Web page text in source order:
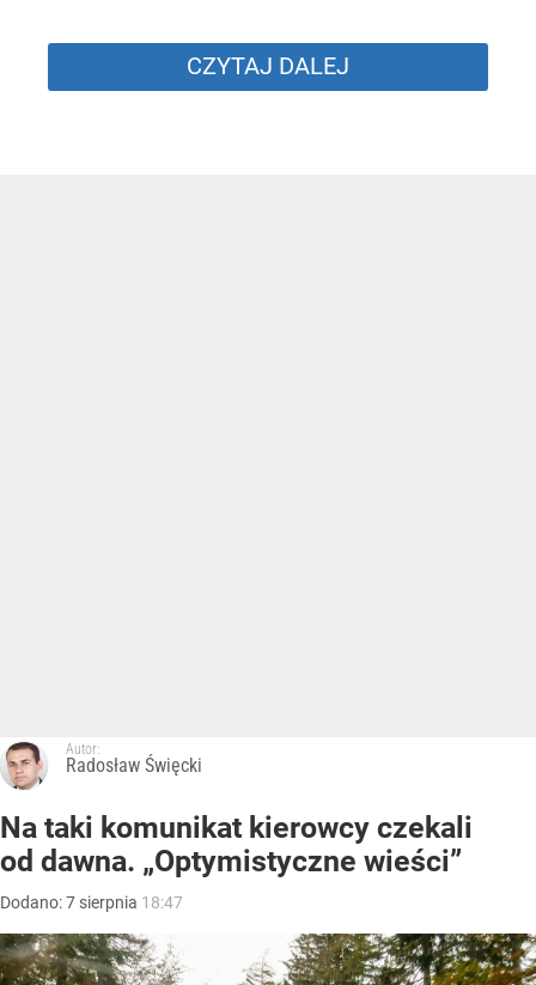
CZYTAJ DALEJ
Autor:
Radosław Święcki
Na taki komunikat kierowcy czekali
od dawna. „Optymistyczne wieści”
Dodano:7 sierpnia 18:47